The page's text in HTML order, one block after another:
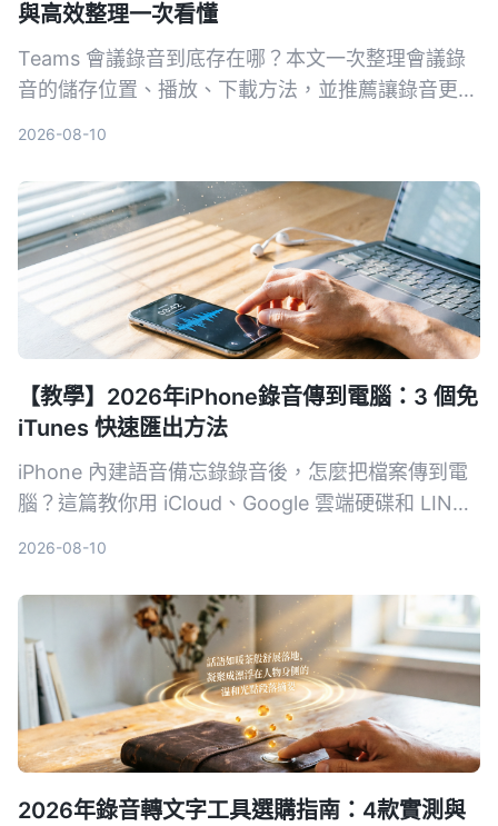
與高效整理一次看懂
Teams 會議錄音到底存在哪？本文一次整理會議錄
音的儲存位置、播放、下載方法，並推薦讓錄音更好
2026-08-10
【教學】2026年iPhone錄音傳到電腦：3 個免
iTunes 快速匯出方法
iPhone 內建語音備忘錄錄音後，怎麼把檔案傳到電
腦？這篇教你用 iCloud、Google 雲端硬碟和 LINE
2026-08-10
2026年錄音轉文字工具選購指南：4款實測與